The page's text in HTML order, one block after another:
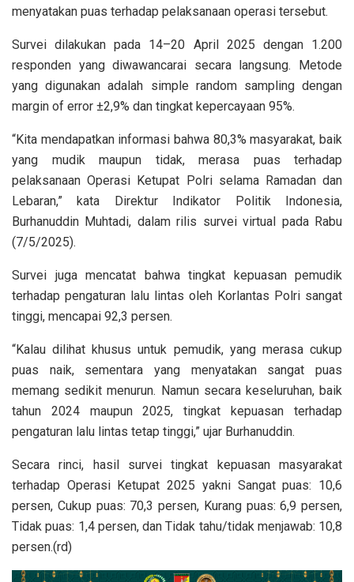
menyatakan puas terhadap pelaksanaan operasi tersebut.
Survei dilakukan pada 14–20 April 2025 dengan 1.200
responden yang diwawancarai secara langsung. Metode
yang digunakan adalah simple random sampling dengan
margin of error ±2,9% dan tingkat kepercayaan 95%.
“Kita mendapatkan informasi bahwa 80,3% masyarakat, baik
yang mudik maupun tidak, merasa puas terhadap
pelaksanaan Operasi Ketupat Polri selama Ramadan dan
Lebaran,” kata Direktur Indikator Politik Indonesia,
Burhanuddin Muhtadi, dalam rilis survei virtual pada Rabu
(7/5/2025).
Survei juga mencatat bahwa tingkat kepuasan pemudik
terhadap pengaturan lalu lintas oleh Korlantas Polri sangat
tinggi, mencapai 92,3 persen.
“Kalau dilihat khusus untuk pemudik, yang merasa cukup
puas naik, sementara yang menyatakan sangat puas
memang sedikit menurun. Namun secara keseluruhan, baik
tahun 2024 maupun 2025, tingkat kepuasan terhadap
pengaturan lalu lintas tetap tinggi,” ujar Burhanuddin.
Secara rinci, hasil survei tingkat kepuasan masyarakat
terhadap Operasi Ketupat 2025 yakni Sangat puas: 10,6
persen, Cukup puas: 70,3 persen, Kurang puas: 6,9 persen,
Tidak puas: 1,4 persen, dan Tidak tahu/tidak menjawab: 10,8
persen.(rd)